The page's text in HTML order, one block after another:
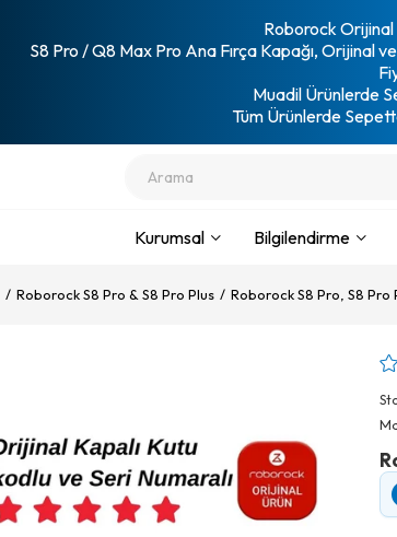
Roborock
S8 Pro / Q8 Max Pro Ana Fırça Kapağı, Orijinal
Muadil Ürünlerde
Tüm Ürünlerde
Kurumsal Bilgilendirme
Roborock S8 Pro & S8 Pro Plus Roborock S8 Pro, S8 Pro